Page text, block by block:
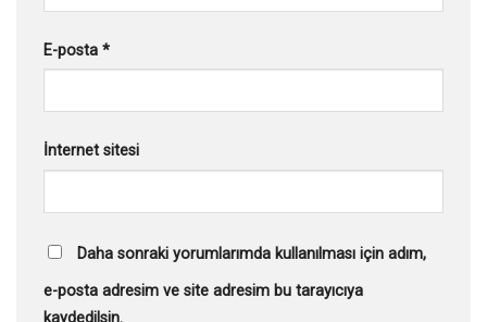
E-posta *
İnternet sitesi
Daha sonraki yorumlarımda kullanılması için adım,
e-posta adresim ve site adresim bu tarayıcıya